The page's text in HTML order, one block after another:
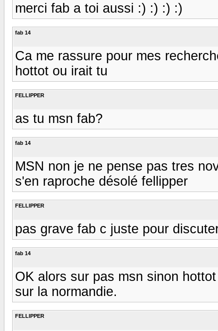
merci fab a toi aussi :) :) :) :)
fab 14
Ca me rassure pour mes
hottot ou irait tu
FELLIPPER
as tu msn fab?
fab 14
MSN non je ne pense pas tres
s'en raproche désolé fellipper
FELLIPPER
pas grave fab c juste pour
fab 14
OK alors sur pas msn sinon
sur la normandie.
FELLIPPER